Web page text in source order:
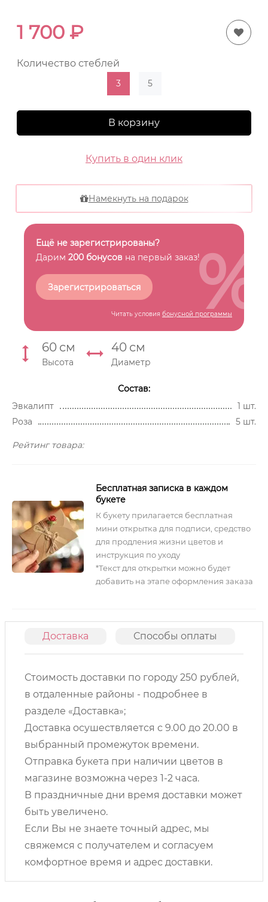
1 700 ₽
Количество стеблей
3 5
В корзину
Купить в один клик
Намекнуть на подарок
Ещё не зарегистрированы?
Дарим 200 бонусов на первый заказ!
Зарегистрироваться
Читать условия бонусной программы
%
60 см
Высота
40 см
Диаметр
Состав:
Эвкалипт
1 шт.
Роза
5 шт.
Рейтинг товара:
Бесплатная записка в каждом
букете
К букету прилагается бесплатная
мини открытка для подписи, средство
для продления жизни цветов и
инструкция по уходу
*Текст для открытки можно будет
добавить на этапе оформления заказа
Доставка Способы оплаты
Стоимость доставки по городу 250 рублей,
в отдаленные районы - подробнее в
разделе «Доставка»;
Доставка осушествляется с 9.00 до 20.00 в
выбранный промежуток времени.
Отправка букета при наличии цветов в
магазине возможна через 1-2 часа.
В праздничные дни время доставки может
быть увеличено.
Если Вы не знаете точный адрес, мы
свяжемся с получателем и согласуем
комфортное время и адрес доставки.